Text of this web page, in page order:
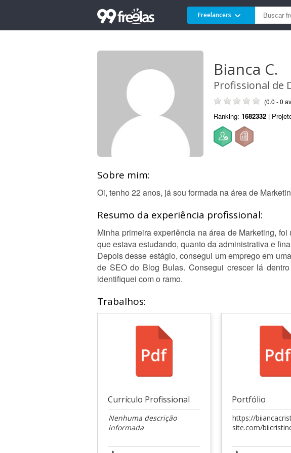
Freelancers
Bianca C.
Profissional de
(0.0 - 0
Ranking: 1682332 |
Sobre mim:
Oi, tenho 22 anos, já sou formada na área de
Resumo da experiência profissional:
Minha primeira experiência na área de Marketing,
que estava estudando, quanto da administrativa e
Depois desse estágio, consegui um emprego em
de SEO do Blog Bulas. Consegui crescer lá
identifiquei com o ramo.
Trabalhos:
Currículo Profissional
Nenhuma descrição
informada
Portfólio
https://
site.com/